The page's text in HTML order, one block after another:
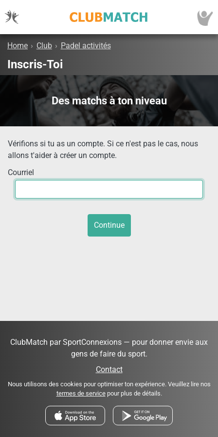
Home › Club › Padel activités
Inscris-Toi
Des matchs à ton niveau
Vérifions si tu as un compte. Si ce n'est pas le cas, nous
allons t'aider à créer un compte.
Courriel
Continue
ClubMatch par SportConnexions — pour donner envie aux
gens de faire du sport.
Contact
Nous utilisons des cookies pour optimiser ton expérience. Veuillez lire nos
termes de servicepour plus de détails.